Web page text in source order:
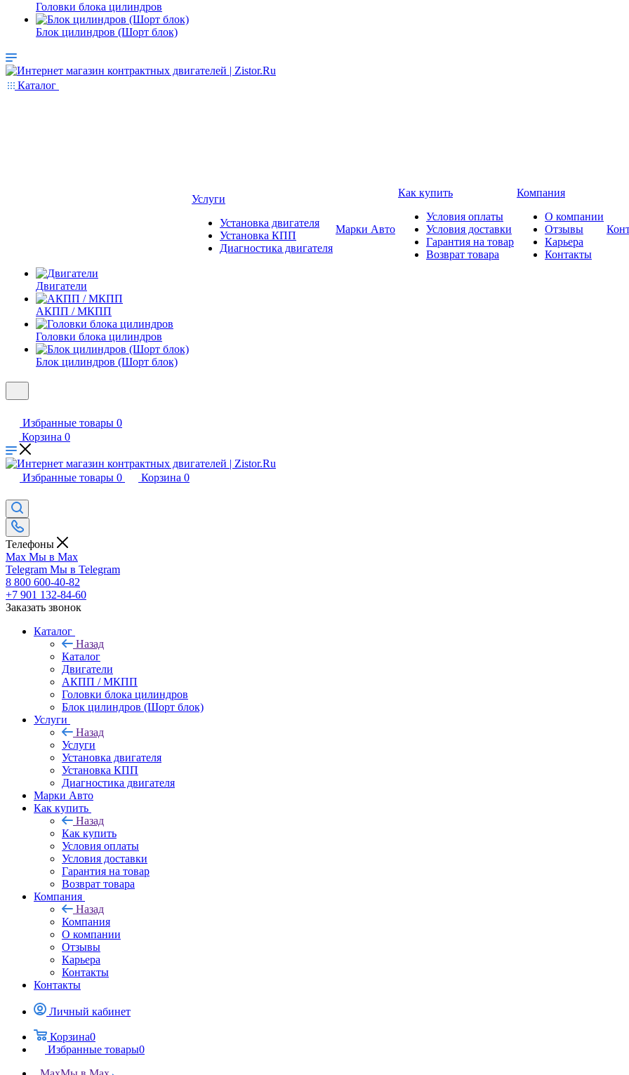
Головки блока цилиндров
Блок цилиндров (Шорт блок)
Каталог
Двигатели
АКПП / МКПП
Головки блока цилиндров
Блок цилиндров (Шорт блок)
Услуги
Установка двигателя
Установка КПП
Диагностика двигателя
Марки Авто
Как купить
Условия оплаты
Условия доставки
Гарантия на товар
Возврат товара
Компания
О компании
Отзывы
Карьера
Контакты
Избранные товары 0
Корзина 0
Избранные товары 0 Корзина 0
Телефоны
Max Мы в Max
Telegram Мы в Telegram
8 800 600-40-82
+7 901 132-84-60
Заказать звонок
Каталог
Назад
Каталог
Двигатели
АКПП / МКПП
Головки блока цилиндров
Блок цилиндров (Шорт блок)
Услуги
Назад
Услуги
Установка двигателя
Установка КПП
Диагностика двигателя
Марки Авто
Как купить
Назад
Как купить
Условия оплаты
Условия доставки
Гарантия на товар
Возврат товара
Компания
Назад
Компания
О компании
Отзывы
Карьера
Контакты
Контакты
Личный кабинет
Корзина0
Избранные товары0